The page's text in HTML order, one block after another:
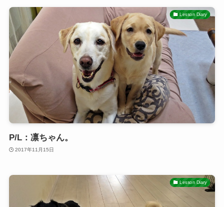
Lesson Diary
P/L：凛ちゃん。
2017年11月15日
Lesson Diary